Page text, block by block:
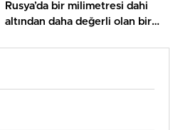
Rusya’da bir milimetresi dahi
altından daha değerli olan bir